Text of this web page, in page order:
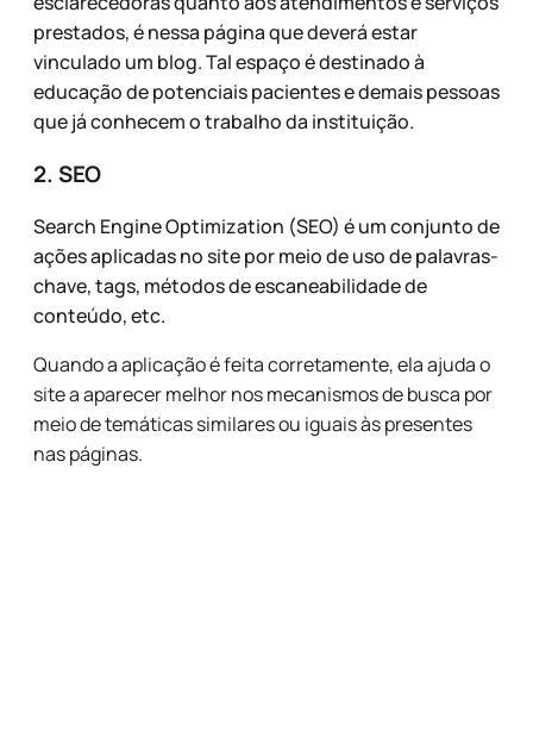
prestados, é nessa página que deverá estar
vinculado um blog. Tal espaço é destinado à
educação de potenciais pacientes e demais pessoas
que já conhecem o trabalho da instituição.
2. SEO
Search Engine Optimization (SEO) é um conjunto de
ações aplicadas no site por meio de uso de palavras-
chave, tags, métodos de escaneabilidade de
conteúdo, etc.
Quando a aplicação é feita corretamente, ela ajuda o
site a aparecer melhor nos mecanismos de busca por
meio de temáticas similares ou iguais às presentes
nas páginas.